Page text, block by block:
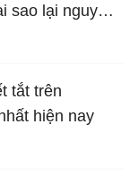
sao lại nguy
tắt trên
hiện nay